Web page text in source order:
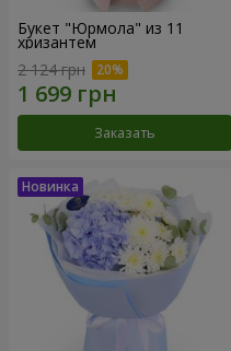
Букет "Юрмола" из 11
хризантем
2 124 грн
Заказать